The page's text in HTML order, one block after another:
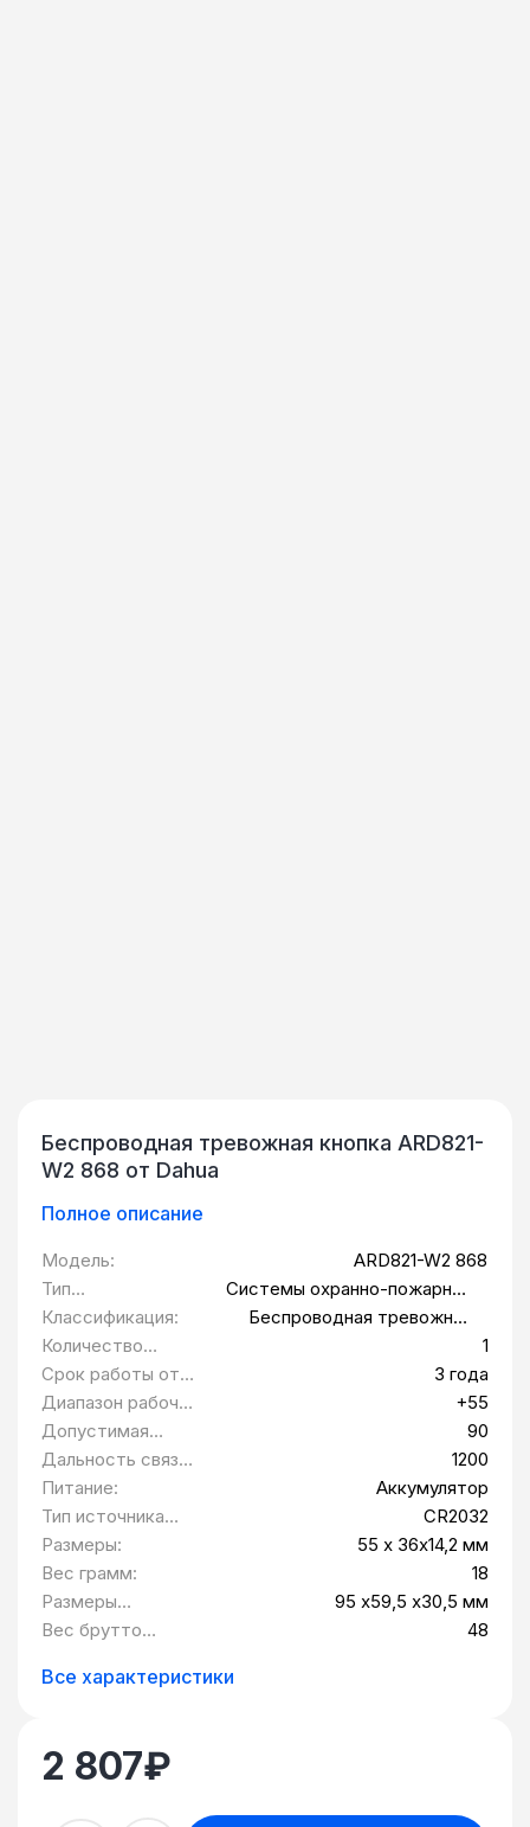
Беспроводная тревожная кнопка ARD821-
W2 868 от Dahua
Полное описание
Модель:
ARD821-W2 868
Тип
оборудования:
Системы охранно-пожарной
сигнализации
Классификация:
Беспроводная тревожная
Количество
кнопок:
1
Срок работы от
батареи:
3 года
Диапазон рабочих
температур °C,
мин:
+55
Допустимая
влажность %,
макс:
90
Дальность связи
с централью
макс, м:
1200
Питание:
Аккумулятор
Тип источника
питания:
CR2032
Размеры:
55 х 36х14,2 мм
Вес грамм:
18
Размеры
упаковки:
95 х59,5 х30,5 мм
Вес брутто
48
Все характеристики
2 807₽